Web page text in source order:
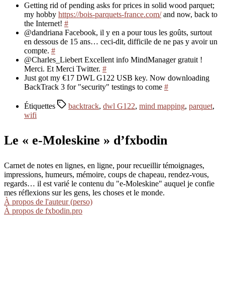
Getting rid of pending asks for prices in solid wood parquet;
my hobby https://bois-parquets-france.com/and now, back to
the Internet! #
@dandriana Facebook, il y en a pour tous les goûts, surtout
en dessous de 15 ans… ceci-dit, difficile de ne pas y avoir un
compte. #
@Charles_Liebert Excellent info MindManager gratuit !
Merci. Et Merci Twitter. #
Just got my €17 DWL G122 USB key. Now downloading
BackTrack 3 for "security" testings to come #
Étiquettes backtrack, dwl G122, mind mapping, parquet,
wifi
Le « e-Moleskine » d’fxbodin
Carnet de notes en lignes, en ligne, pour recueillir témoignages,
impressions, humeurs, mémoire, coups de chapeau, rendez-vous,
regards… il est varié le contenu du "e-Moleskine" auquel je confie
mes réflexions sur les gens, les choses et le monde.
À propos de l'auteur (perso)
À propos de fxbodin.pro